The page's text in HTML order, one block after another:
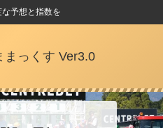
予想と指数を
まっくす Ver3.0